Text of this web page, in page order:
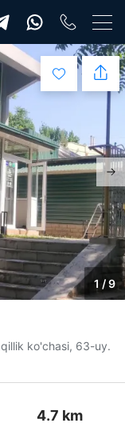
1 / 9
ko'chasi, 63-uy.
4.7 km